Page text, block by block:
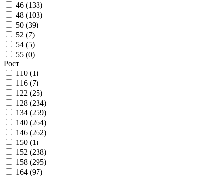
46 (138)
48 (103)
50 (39)
52 (7)
54 (5)
55 (0)
Рост
110 (1)
116 (7)
122 (25)
128 (234)
134 (259)
140 (264)
146 (262)
150 (1)
152 (238)
158 (295)
164 (97)